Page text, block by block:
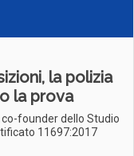
la polizia
la prova
founder dello Studio
11697:2017